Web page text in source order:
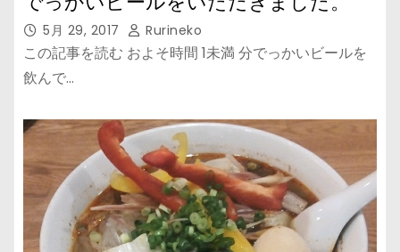
5月 29, 2017 Rurineko
この記事を読む およそ時間 1未満 分でっかいビールを
飲んで…